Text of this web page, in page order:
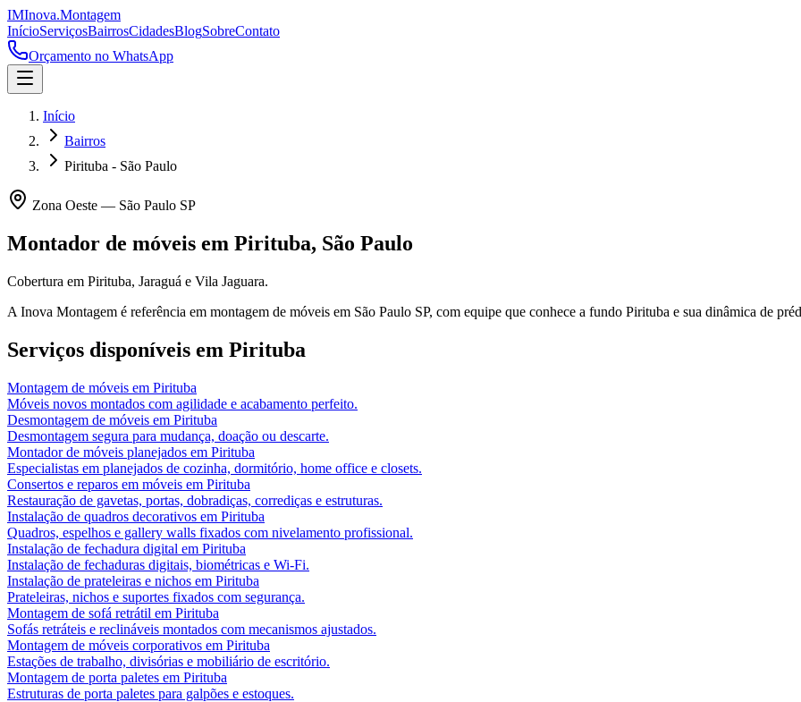
IMInova.Montagem
InícioServiçosBairrosCidadesBlogSobreContato
Orçamento no WhatsApp
Início
Bairros
Pirituba - São Paulo
Zona Oeste — São Paulo SP
Montador de móveis em Pirituba, São Paulo
Cobertura em Pirituba, Jaraguá e Vila Jaguara.
A Inova Montagem é referência em montagem de móveis em São Paulo SP, com equipe que conhece a fundo Pirituba e sua dinâmica de
Serviços disponíveis em Pirituba
Montagem de móveis em Pirituba
Móveis novos montados com agilidade e acabamento perfeito.
Desmontagem de móveis em Pirituba
Desmontagem segura para mudança, doação ou descarte.
Montador de móveis planejados em Pirituba
Especialistas em planejados de cozinha, dormitório, home office e closets.
Consertos e reparos em móveis em Pirituba
Restauração de gavetas, portas, dobradiças, corrediças e estruturas.
Instalação de quadros decorativos em Pirituba
Quadros, espelhos e gallery walls fixados com nivelamento profissional.
Instalação de fechadura digital em Pirituba
Instalação de fechaduras digitais, biométricas e Wi-Fi.
Instalação de prateleiras e nichos em Pirituba
Prateleiras, nichos e suportes fixados com segurança.
Montagem de sofá retrátil em Pirituba
Sofás retráteis e reclináveis montados com mecanismos ajustados.
Montagem de móveis corporativos em Pirituba
Estações de trabalho, divisórias e mobiliário de escritório.
Montagem de porta paletes em Pirituba
Estruturas de porta paletes para galpões e estoques.